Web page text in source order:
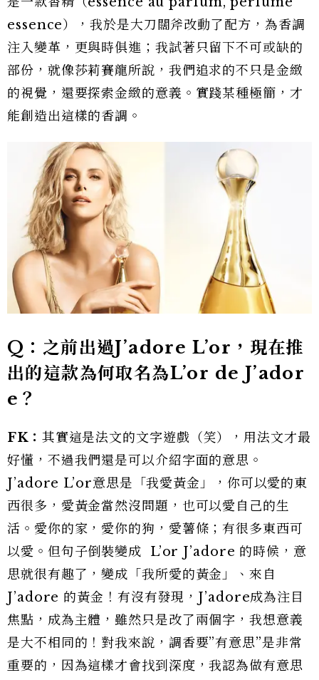
essence），我於是大刀闊斧改動了配方，為香調
注入變革，更與時俱進；我試著只留下不可或缺的
部份，就像莎莉賽龍所說，我們追求的不只是金緻
的視覺，還要探索金緻的意義。實踐某種極簡，才
能創造出這樣的香調。
Q：之前出過J’adore L’or，現在推
出的這款為何取名為L’or de J’ador
e？
FK： 其實這是法文的文字遊戲（笑），用法文才最
好懂，不過我們還是可以介紹字面的意思。
J’adore L’or意思是「我愛黃金」，你可以愛的東
西很多，愛黃金當然沒問題，也可以愛自己的生
活。愛你的家，愛你的狗，愛薯條；有很多東西可
以愛。但句子倒裝變成 L’or J’adore 的時候，意
思就很有趣了，變成「我所愛的黃金」、來自
J’adore 的黃金！有沒有發現，J’adore成為注目
焦點，成為主體，雖然只是改了兩個字，我想意義
是大不相同的！對我來說，調香要”有意思”是非常
重要的，因為這樣才會找到深度，我認為做有意思